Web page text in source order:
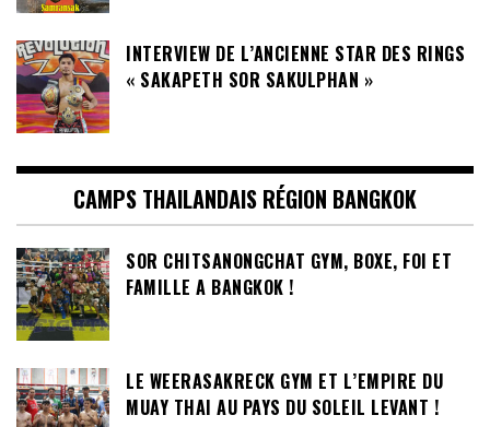
INTERVIEW DE L’ANCIENNE STAR DES RINGS
« SAKAPETH SOR SAKULPHAN »
CAMPS THAILANDAIS RÉGION BANGKOK
SOR CHITSANONGCHAT GYM, BOXE, FOI ET
FAMILLE A BANGKOK !
LE WEERASAKRECK GYM ET L’EMPIRE DU
MUAY THAI AU PAYS DU SOLEIL LEVANT !